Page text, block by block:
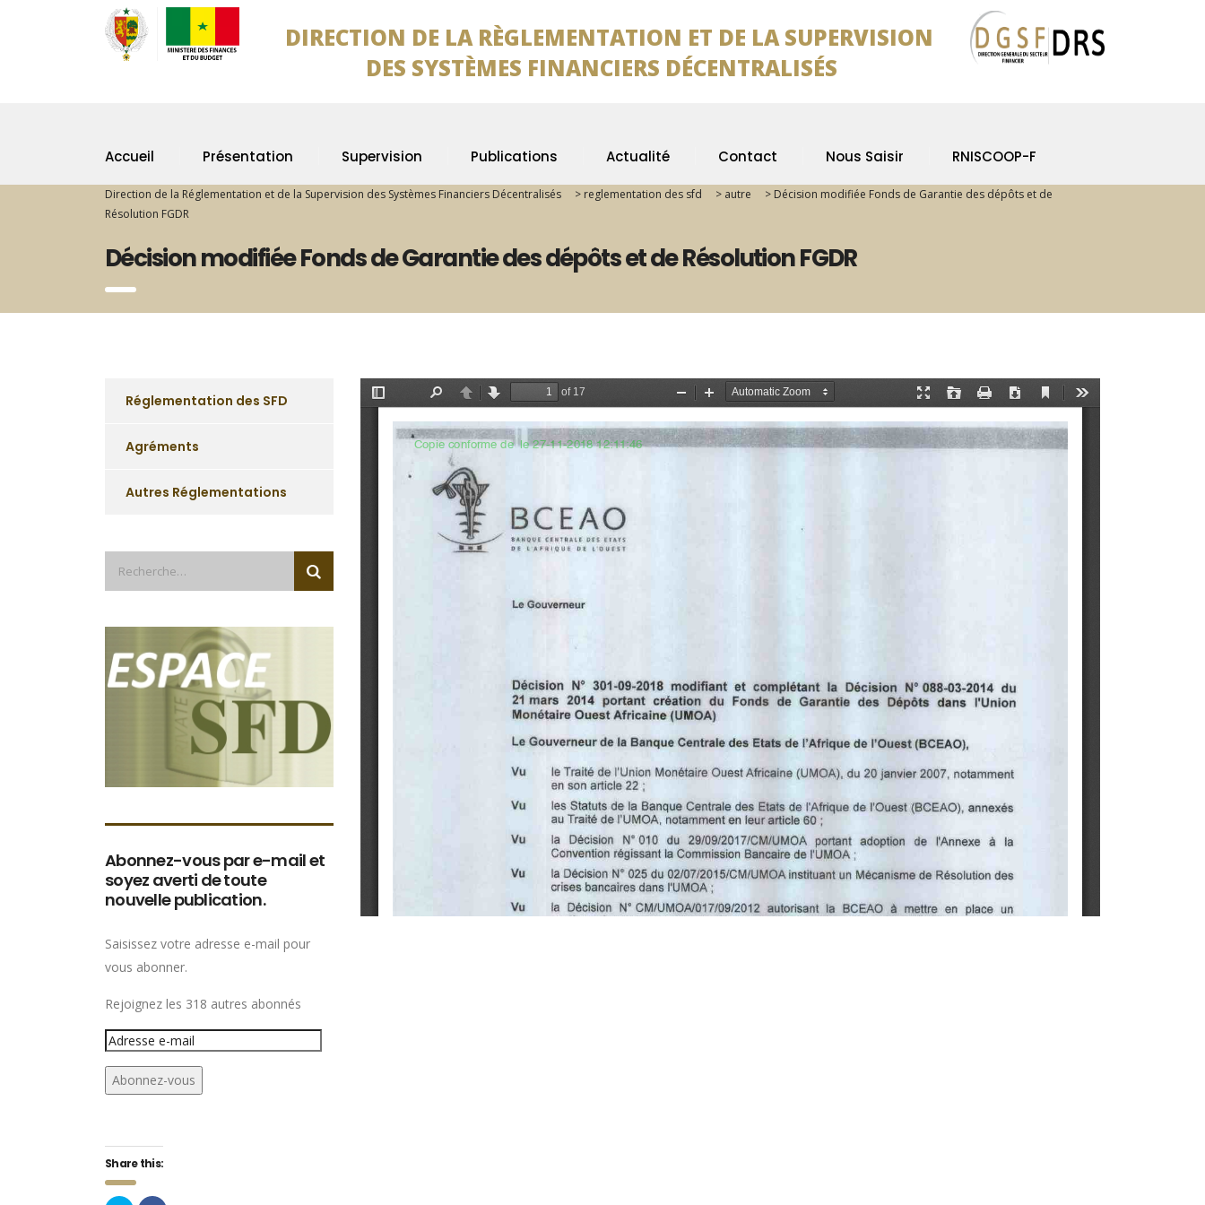
DIRECTION DE LA RÈGLEMENTATION ET DE LA SUPERVISION
DES SYSTÈMES FINANCIERS DÉCENTRALISÉS
Accueil Présentation Supervision Publications Actualité Contact Nous Saisir RNISCOOP-F
Direction de la Réglementation et de la Supervision des Systèmes Financiers Décentralisés > reglementation des sfd > autre > Décision modifiée Fonds de Garantie des dépôts et de
Résolution FGDR
Décision modifiée Fonds de Garantie des dépôts et de Résolution FGDR
Réglementation des SFD
Agréments
Autres Réglementations
Abonnez-vous par e-mail et
soyez averti de toute
nouvelle publication.
Saisissez votre adresse e-mail pour
vous abonner.
Rejoignez les 318 autres abonnés
Adresse
e-
mail
Abonnez-vous
Share this: